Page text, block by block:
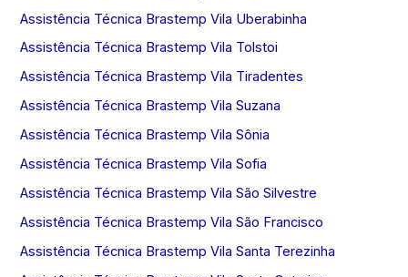
Assistência Técnica Brastemp Vila Uberabinha
Assistência Técnica Brastemp Vila Tolstoi
Assistência Técnica Brastemp Vila Tiradentes
Assistência Técnica Brastemp Vila Suzana
Assistência Técnica Brastemp Vila Sônia
Assistência Técnica Brastemp Vila Sofia
Assistência Técnica Brastemp Vila São Silvestre
Assistência Técnica Brastemp Vila São Francisco
Assistência Técnica Brastemp Vila Santa Terezinha